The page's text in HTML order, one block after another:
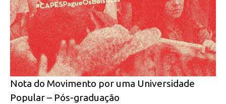
Nota do Movimento por uma Universidade
Popular – Pós-graduação